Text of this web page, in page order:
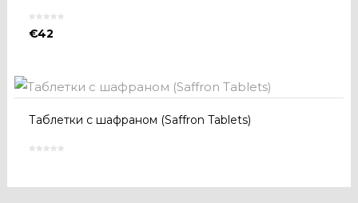
€42
Таблетки с шафраном (Saffron Tablets)